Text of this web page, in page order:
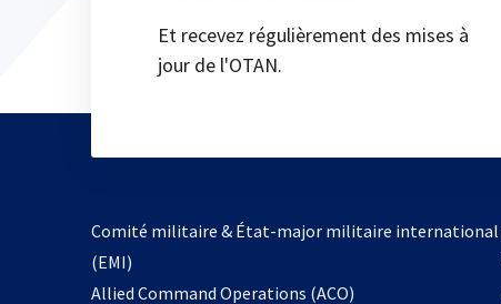
Et recevez régulièrement des mises à
jour de l'OTAN.
Comité militaire & État-major militaire international
(EMI)
Allied Command Operations (ACO)